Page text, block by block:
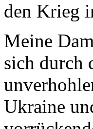
den Krieg
Meine
sich durch
Ukraine